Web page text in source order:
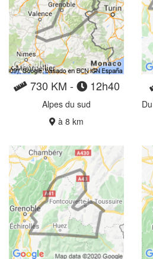
730 KM - 12h40
Alpes du sud
à 8 km